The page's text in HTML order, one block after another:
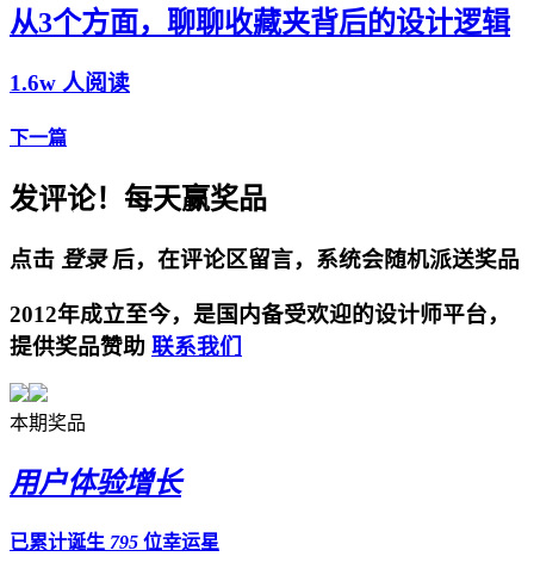
从3个方面，聊聊收藏夹背后的设计逻辑
1.6w 人阅读
下一篇
发评论！每天赢奖品
点击 登录后，在评论区留言，系统会随机派送奖品
2012年成立至今，是国内备受欢迎的设计师平台，
提供奖品赞助 联系我们
本期奖品
用户体验增长
已累计诞生 795 位幸运星